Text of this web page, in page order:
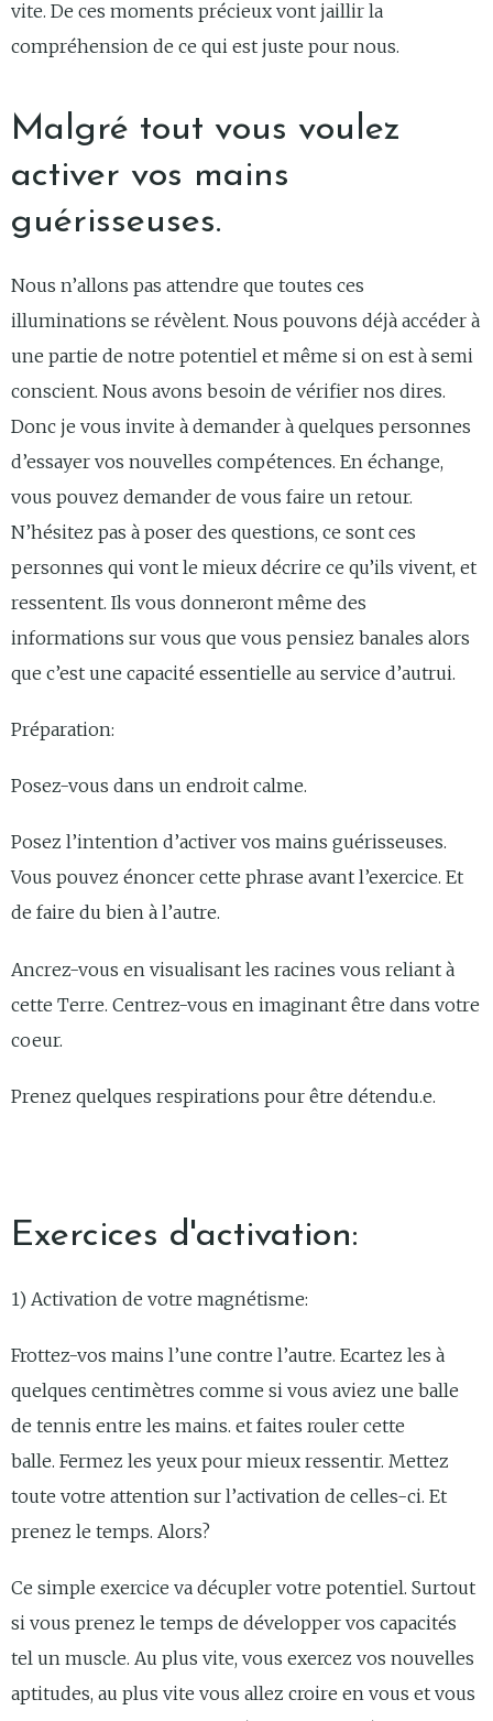
vite. De ces moments précieux vont jaillir la
compréhension de ce qui est juste pour nous.
Malgré tout vous voulez
activer vos mains
guérisseuses.
Nous n’allons pas attendre que toutes ces
illuminations se révèlent. Nous pouvons déjà accéder à
une partie de notre potentiel et même si on est à semi
conscient. Nous avons besoin de vérifier nos dires.
Donc je vous invite à demander à quelques personnes
d’essayer vos nouvelles compétences. En échange,
vous pouvez demander de vous faire un retour.
N’hésitez pas à poser des questions, ce sont ces
personnes qui vont le mieux décrire ce qu’ils vivent, et
ressentent. Ils vous donneront même des
informations sur vous que vous pensiez banales alors
que c’est une capacité essentielle au service d’autrui.
Préparation:
Posez-vous dans un endroit calme.
Posez l’intention d’activer vos mains guérisseuses.
Vous pouvez énoncer cette phrase avant l’exercice. Et
de faire du bien à l’autre.
Ancrez-vous en visualisant les racines vous reliant à
cette Terre. Centrez-vous en imaginant être dans votre
coeur.
Prenez quelques respirations pour être détendu.e.
Exercices d'activation:
1) Activation de votre magnétisme:
Frottez-vos mains l’une contre l’autre. Ecartez les à
quelques centimètres comme si vous aviez une balle
de tennis entre les mains. et faites rouler cette
balle. Fermez les yeux pour mieux ressentir. Mettez
toute votre attention sur l’activation de celles-ci. Et
prenez le temps. Alors?
Ce simple exercice va décupler votre potentiel. Surtout
si vous prenez le temps de développer vos capacités
tel un muscle. Au plus vite, vous exercez vos nouvelles
aptitudes, au plus vite vous allez croire en vous et vous